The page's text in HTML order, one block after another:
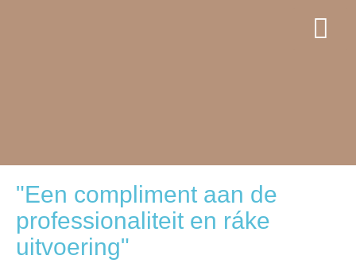
"Een compliment aan de
professionaliteit en ráke
uitvoering"